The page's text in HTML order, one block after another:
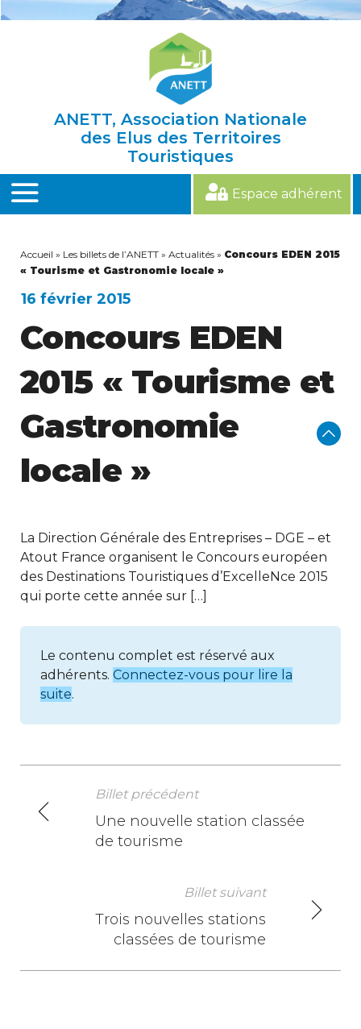
ANETT, Association Nationale
des Elus des Territoires
Touristiques
MENU
Espace adhérent
Accueil » Les billets de l’ANETT » Actualités » Concours EDEN 2015
« Tourisme et Gastronomie locale »
16 février 2015
Concours EDEN
2015 « Tourisme et
Gastronomie
locale »
La Direction Générale des Entreprises – DGE – et
Atout France organisent le Concours européen
des Destinations Touristiques d’ExcelleNce 2015
qui porte cette année sur […]
Le contenu complet est réservé aux
adhérents. Connectez-vous pour lire la
suite.
N
a
Billet précédent
Une nouvelle station classée
de tourisme
Billet suivant
Trois nouvelles stations
classées de tourisme